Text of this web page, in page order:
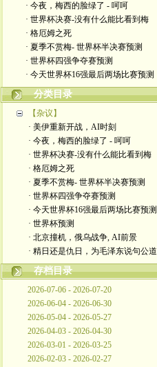
· 今夜，梅西的脸绿了 - 呵呵
· 世界杯决赛-没有什么能比看到梅
· 格厄姆之死
· 夏季不赏梅- 世界杯半决赛预测
· 世界杯四强争夺赛预测
· 今天世界杯16强最后两场比赛预测
分类目录
【杂议】
· 美伊重新开战，AI时刻
· 今夜，梅西的脸绿了 - 呵呵
· 世界杯决赛-没有什么能比看到梅
· 格厄姆之死
· 夏季不赏梅- 世界杯半决赛预测
· 世界杯四强争夺赛预测
· 今天世界杯16强最后两场比赛预测
· 世界杯预测
· 北京撞机，俄乌战争, AI前景
· 精日还是仇日，为毛泽东说句公道
存档目录
2026-07-06 - 2026-07-20
2026-06-04 - 2026-06-30
2026-05-04 - 2026-05-27
2026-04-03 - 2026-04-30
2026-03-01 - 2026-03-25
2026-02-03 - 2026-02-27